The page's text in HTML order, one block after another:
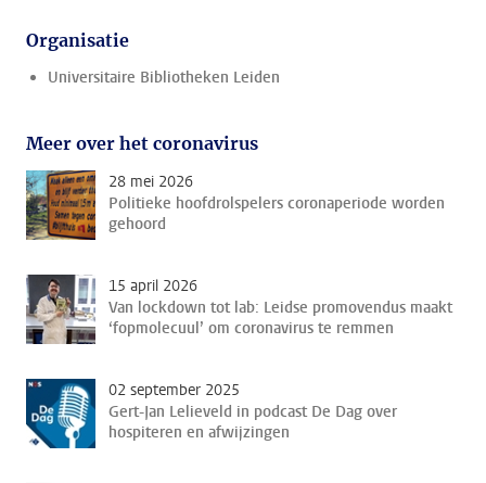
Organisatie
Universitaire Bibliotheken Leiden
Meer over het coronavirus
28 mei 2026
Politieke hoofdrolspelers coronaperiode worden
gehoord
15 april 2026
Van lockdown tot lab: Leidse promovendus maakt
‘fopmolecuul’ om coronavirus te remmen
02 september 2025
Gert-Jan Lelieveld in podcast De Dag over
hospiteren en afwijzingen